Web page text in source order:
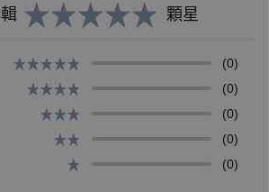
人生問題愈來愈遙遠，
來，創立「不立文字、直指人心」的
顆星
(0)
(0)
(0)
(0)
(0)